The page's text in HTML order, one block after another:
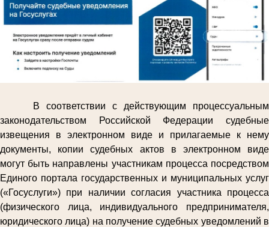
В соответствии с действующим процессуальным
законодательством Российской Федерации судебные
извещения в электронном виде и прилагаемые к нему
документы, копии судебных актов в электронном виде
могут быть направлены участникам процесса посредством
Единого портала государственных и муниципальных услуг
(«Госуслуги») при наличии согласия участника процесса
(физического лица, индивидуального предпринимателя,
юридического лица) на получение судебных уведомлений в